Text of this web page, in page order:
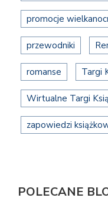
promocje
przewodniki
romanse Targi
Wirtualne Targi
zapowiedzi
POLECANE